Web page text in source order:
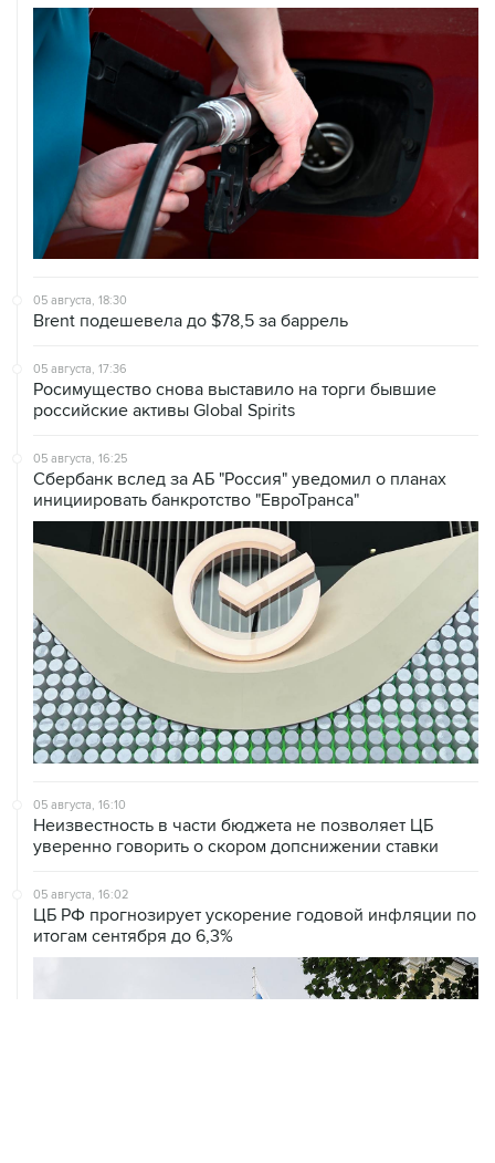
05 августа, 18:30
Brent подешевела до $78,5 за баррель
05 августа, 17:36
Росимущество снова выставило на торги бывшие
российские активы Global Spirits
05 августа, 16:25
Сбербанк вслед за АБ "Россия" уведомил о планах
инициировать банкротство "ЕвроТранса"
05 августа, 16:10
Неизвестность в части бюджета не позволяет ЦБ
уверенно говорить о скором допснижении ставки
05 августа, 16:02
ЦБ РФ прогнозирует ускорение годовой инфляции по
итогам сентября до 6,3%